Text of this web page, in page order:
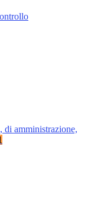
amministrazione,